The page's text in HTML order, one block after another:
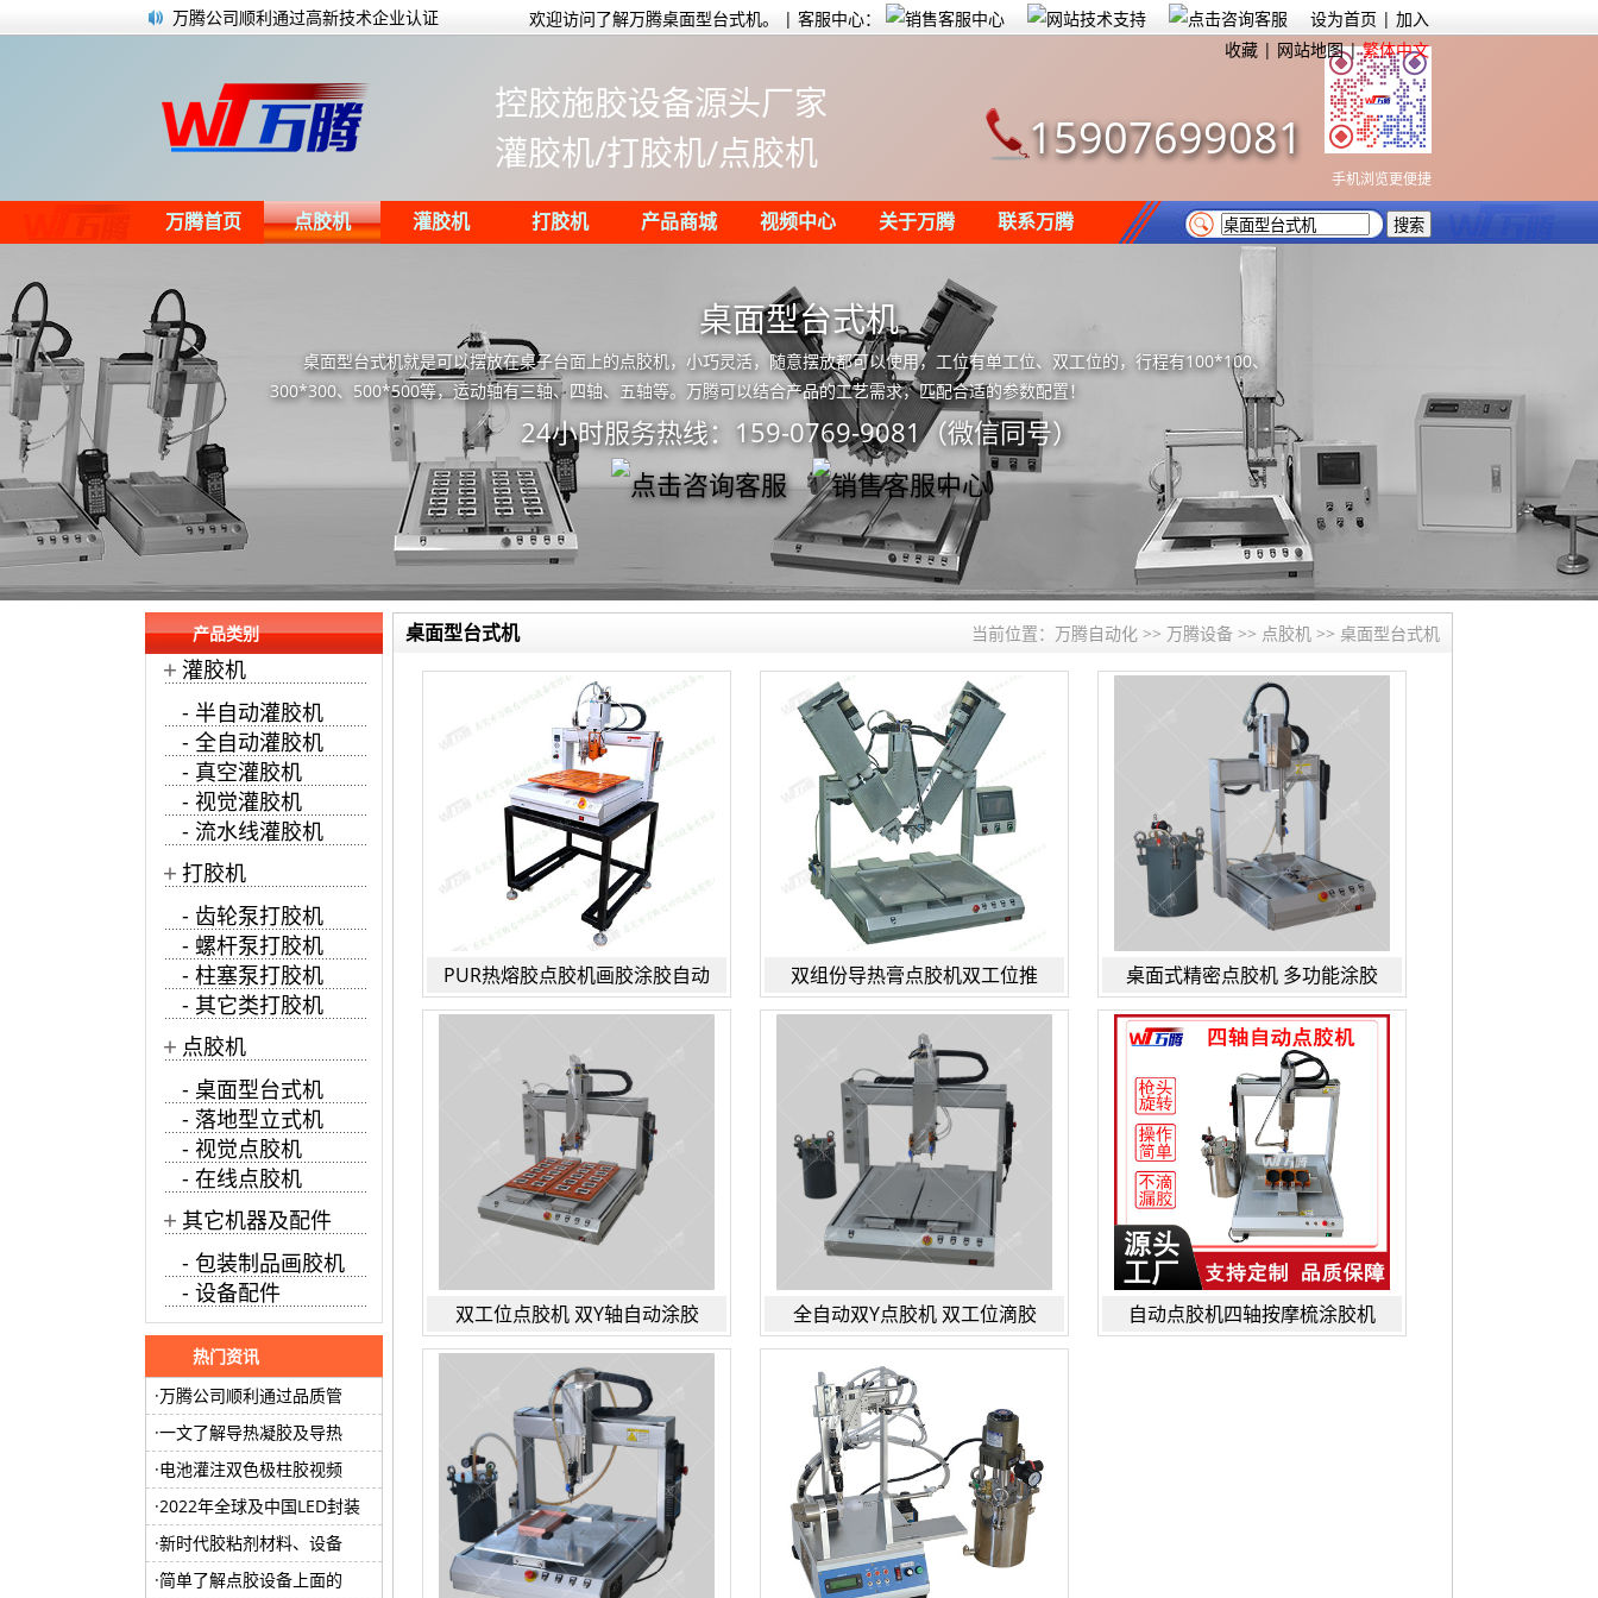
万腾公司顺利通过高新技术企业认证
微型电机对于点胶工艺的要求
全自动点胶机机器人都有哪些特别之处呢
半灌胶电源有什么优势？
安定器生产线半自动灌胶视频
欢迎访问了解万腾桌面型台式机。 | 客服中心： 设为首页 | 加入
收藏 | 网站地图|繁体中文
15907699081
手机浏览更便捷
控胶施胶设备源头厂家
灌胶机/打胶机/点胶机
万腾首页 点胶机 灌胶机 打胶机 产品商城 视频中心 关于万腾 联系万腾
桌面型台式机
桌面型台式机就是可以摆放在桌子台面上的点胶机，小巧灵活，随意摆放都可以使用，工位有单工位、双工位的，行程有100*100、
300*300、500*500等，运动轴有三轴、四轴、五轴等。万腾可以结合产品的工艺需求，匹配合适的参数配置！
24小时服务热线：159-0769-9081（微信同号）
桌面型台式机 当前位置： 万腾自动化 >> 万腾设备 >> 点胶机 >> 桌面型台式机
PUR热熔胶点胶机画胶涂胶自动 双组份导热膏点胶机双工位推 桌面式精密点胶机 多功能涂胶
双工位点胶机 双Y轴自动涂胶 全自动双Y点胶机 双工位滴胶 自动点胶机四轴按摩梳涂胶机
产品类别
+ 灌胶机
- 半自动灌胶机
- 全自动灌胶机
- 真空灌胶机
- 视觉灌胶机
- 流水线灌胶机
+ 打胶机
- 齿轮泵打胶机
- 螺杆泵打胶机
- 柱塞泵打胶机
- 其它类打胶机
+ 点胶机
- 桌面型台式机
- 落地型立式机
- 视觉点胶机
- 在线点胶机
+ 其它机器及配件
- 包装制品画胶机
- 设备配件
热门资讯
万腾公司顺利通过品质管
一文了解导热凝胶及导热
电池灌注双色极柱胶视频
2022年全球及中国LED封装
新时代胶粘剂材料、设备
简单了解点胶设备上面的